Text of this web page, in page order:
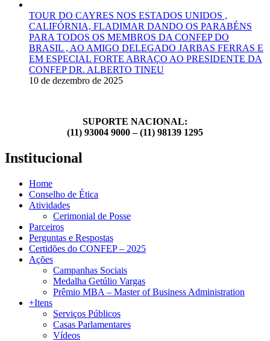
TOUR DO CAYRES NOS ESTADOS UNIDOS ,
CALIFÓRNIA, FLADIMAR DANDO OS PARABÉNS
PARA TODOS OS MEMBROS DA CONFEP DO
BRASIL , AO AMIGO DELEGADO JARBAS FERRAS E
EM ESPECIAL FORTE ABRAÇO AO PRESIDENTE DA
CONFEP DR. ALBERTO TINEU
10 de dezembro de 2025
SUPORTE NACIONAL:
(11) 93004 9000 – (11) 98139 1295
Institucional
Home
Conselho de Ética
Atividades
Cerimonial de Posse
Parceiros
Perguntas e Respostas
Certidões do CONFEP – 2025
Ações
Campanhas Sociais
Medalha Getúlio Vargas
Prêmio MBA – Master of Business Administration
+Itens
Serviços Públicos
Casas Parlamentares
Vídeos